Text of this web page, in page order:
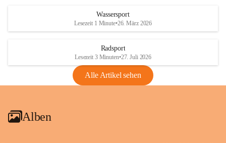
Anhang VBl. EU Nr. 18
1 Seite•1,4 MB
VBl. EU Nr. 18_2026
Wassersport
Lesezeit 1 Minute•26. März 2026
Radsport
Lesezeit 3 Minuten•27. Juli 2026
Alle Artikel sehen
Alben